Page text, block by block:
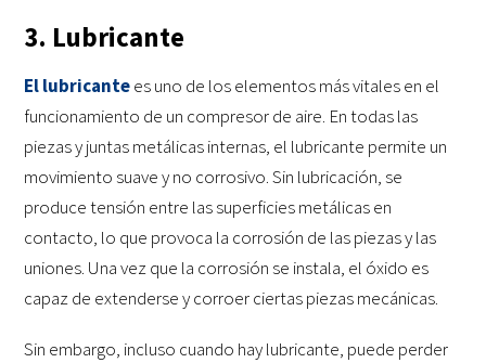
3. Lubricante
El lubricantees uno de los elementos más vitales en el
funcionamiento de un compresor de aire. En todas las
piezas y juntas metálicas internas, el lubricante permite un
movimiento suave y no corrosivo. Sin lubricación, se
produce tensión entre las superficies metálicas en
contacto, lo que provoca la corrosión de las piezas y las
uniones. Una vez que la corrosión se instala, el óxido es
capaz de extenderse y corroer ciertas piezas mecánicas.
Sin embargo, incluso cuando hay lubricante, puede perder